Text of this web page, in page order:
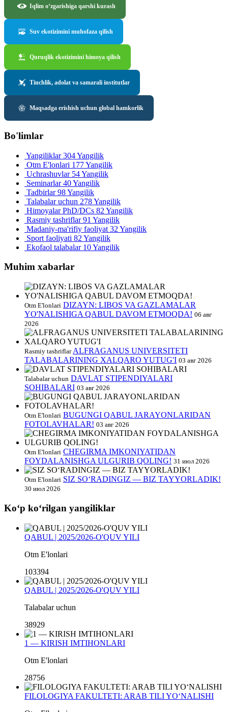
Iqlim o‘zgarishiga qarshi kurash
Suv ekotizimini muhofaza qilish
Quruqlik ekotizimini himoya qilish
Tinchlik, adolat va samarali institutlar
Maqsadga erishish uchun global hamkorlik
Bo'limlar
Yangiliklar304 Yangilik
Otm E'lonlari 177 Yangilik
Uchrashuvlar 54 Yangilik
Seminarlar40 Yangilik
Tadbirlar98 Yangilik
Talabalar uchun 278 Yangilik
Himoyalar PhD/DCs 82 Yangilik
Rasmiy tashriflar91 Yangilik
Madaniy-ma'rifiy faoliyat 32 Yangilik
Sport faoliyati 82 Yangilik
Ekofaol talabalar 10 Yangilik
Muhim xabarlar
Otm E'lonlari DIZAYN: LIBOS VA GAZLAMALAR
YO'NALISHIGA QABUL DAVOM ETMOQDA! 06 авг
2026
Rasmiy tashriflar ALFRAGANUS UNIVERSITETI
TALABALARINING XALQARO YUTUG'I 03 авг 2026
Talabalar uchun DAVLAT STIPENDIYALARI
SOHIBALARI 03 авг 2026
Otm E'lonlari BUGUNGI QABUL JARAYONLARIDAN
FOTOLAVHALAR! 03 авг 2026
Otm E'lonlari CHEGIRMA IMKONIYATIDAN
FOYDALANISHGA ULGURIB QOLING! 31 июл 2026
Otm E'lonlari SIZ SO‘RADINGIZ — BIZ TAYYORLADIK!
30 июл 2026
Koʻp koʻrilgan yangiliklar
QABUL | 2025/2026-O'QUV YILI
Otm E'lonlari
103394
QABUL | 2025/2026-O'QUV YILI
Talabalar uchun
38929
1 — KIRISH IMTIHONLARI
Otm E'lonlari
28756
FILOLOGIYA FAKULTETI: ARAB TILI YO‘NALISHI